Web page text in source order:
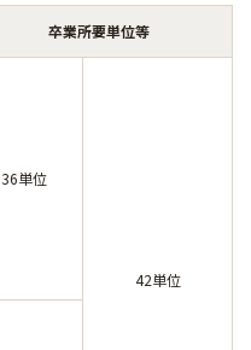
卒業所要単位等
36単位
42単位